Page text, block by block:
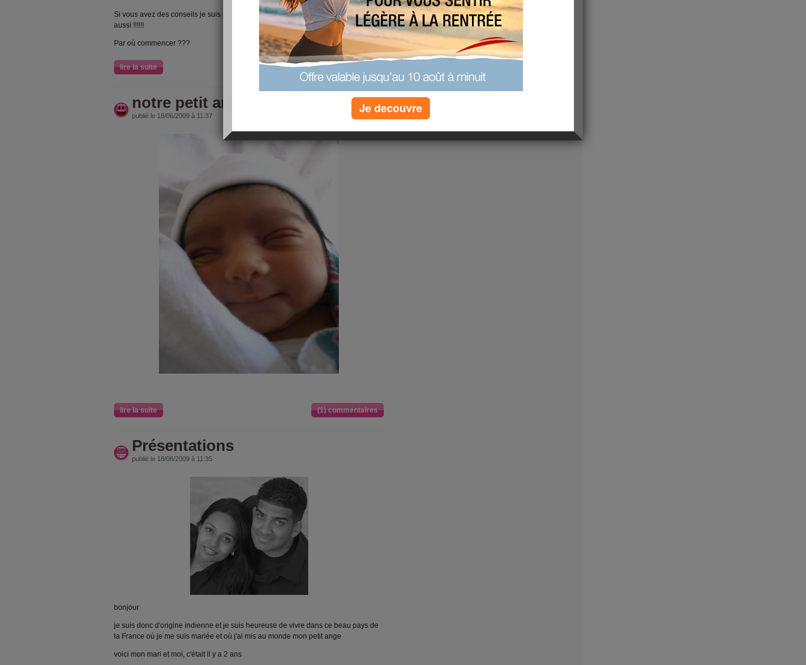
Si vous avez des conseils je suis preneuse et je suis là si vous voulez du soutien
aussi !!!!!!
Par où commencer ???
lire la suite (5) commentaires
notre petit ange
publié le 18/06/2009 à 11:37
lire la suite (1) commentaires
Présentations
publié le 18/06/2009 à 11:35
bonjour
je suis donc d'origine indienne et je suis heureuse de vivre dans ce beau pays de
la France où je me suis mariée et où j'ai mis au monde mon petit ange
voici mon mari et moi, c'était il y a 2 ans
Je decouvre